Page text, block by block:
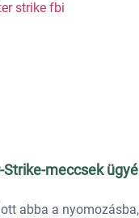
meccsek
abba a